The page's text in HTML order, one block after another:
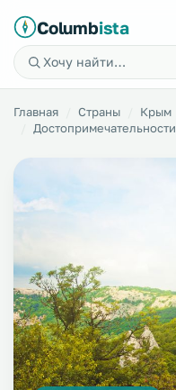
Columbista
Главная Страны Крым
Достопримечательности